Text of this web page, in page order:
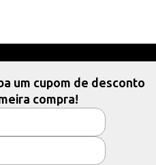
um cupom de desconto
compra!